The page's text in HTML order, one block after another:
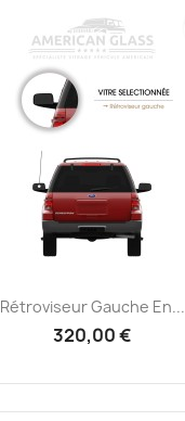
Rétroviseur Gauche En...
320,00 €